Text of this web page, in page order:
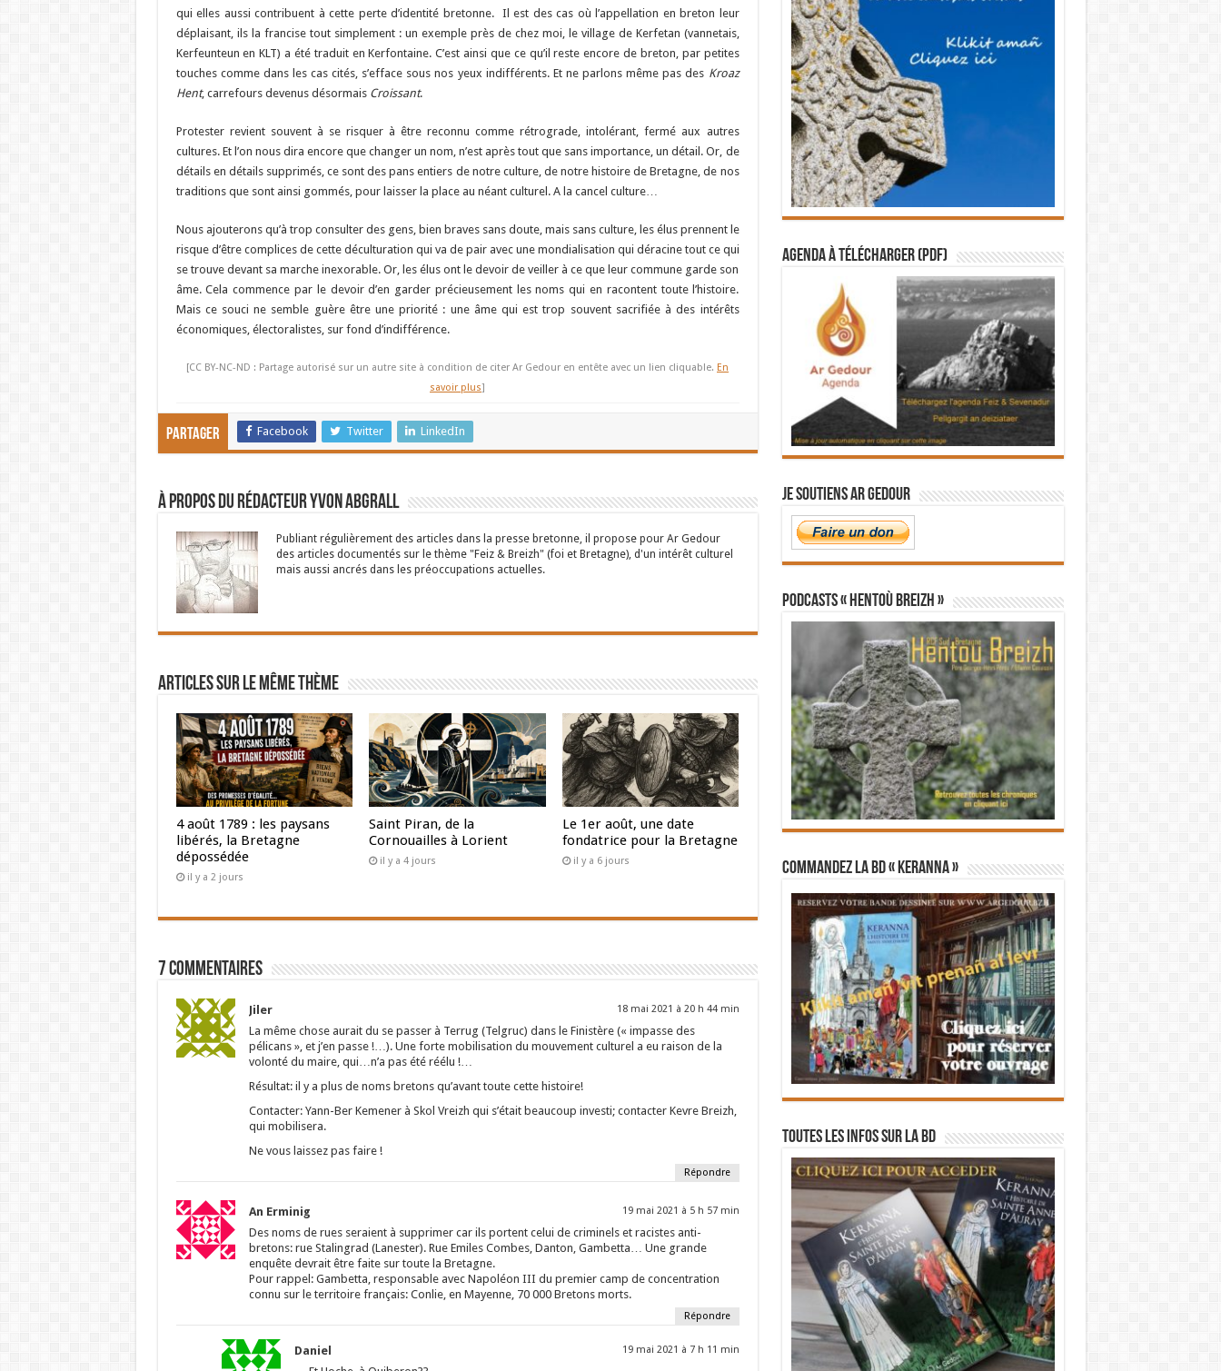
qui elles aussi contribuent à cette perte d’identité bretonne. Il est des cas où l’appellation en breton leur
déplaisant, ils la francise tout simplement : un exemple près de chez moi, le village de Kerfetan (vannetais,
Kerfeunteun en KLT) a été traduit en Kerfontaine. C’est ainsi que ce qu’il reste encore de breton, par petites
touches comme dans les cas cités, s’efface sous nos yeux indifférents. Et ne parlons même pas des Kroaz
Hent, carrefours devenus désormais Croissant.
Protester revient souvent à se risquer à être reconnu comme rétrograde, intolérant, fermé aux autres
cultures. Et l’on nous dira encore que changer un nom, n’est après tout que sans importance, un détail. Or, de
détails en détails supprimés, ce sont des pans entiers de notre culture, de notre histoire de Bretagne, de nos
traditions que sont ainsi gommés, pour laisser la place au néant culturel. A la cancel culture…
Nous ajouterons qu’à trop consulter des gens, bien braves sans doute, mais sans culture, les élus prennent le
risque d’être complices de cette déculturation qui va de pair avec une mondialisation qui déracine tout ce qui
se trouve devant sa marche inexorable. Or, les élus ont le devoir de veiller à ce que leur commune garde son
âme. Cela commence par le devoir d’en garder précieusement les noms qui en racontent toute l’histoire.
Mais ce souci ne semble guère être une priorité : une âme qui est trop souvent sacrifiée à des intérêts
économiques, électoralistes, sur fond d’indifférence.
[CC BY-NC-ND : Partage autorisé sur un autre site à condition de citer Ar Gedour en entête avec un lien cliquable. En
savoir plus]
Partager Facebook Twitter LinkedIn
À propos du rédacteur Yvon Abgrall
Publiant régulièrement des articles dans la presse bretonne, il propose pour Ar Gedour
des articles documentés sur le thème "Feiz & Breizh" (foi et Bretagne), d'un intérêt culturel
mais aussi ancrés dans les préoccupations actuelles.
Articles sur le même thème
4 août 1789 : les paysans
libérés, la Bretagne
dépossédée
il y a 2 jours
Saint Piran, de la
Cornouailles à Lorient
il y a 4 jours
Le 1er août, une date
fondatrice pour la Bretagne
il y a 6 jours
7 Commentaires
Jiler 18 mai 2021 à 20 h 44 min
La même chose aurait du se passer à Terrug (Telgruc) dans le Finistère (« impasse des
pélicans », et j’en passe !…). Une forte mobilisation du mouvement culturel a eu raison de la
volonté du maire, qui…n’a pas été réélu !…
Résultat: il y a plus de noms bretons qu’avant toute cette histoire!
Contacter: Yann-Ber Kemener à Skol Vreizh qui s’était beaucoup investi; contacter Kevre Breizh,
qui mobilisera.
Ne vous laissez pas faire !
Répondre
An Erminig 19 mai 2021 à 5 h 57 min
Des noms de rues seraient à supprimer car ils portent celui de criminels et racistes anti-
bretons: rue Stalingrad (Lanester). Rue Emiles Combes, Danton, Gambetta… Une grande
enquête devrait être faite sur toute la Bretagne.
Pour rappel: Gambetta, responsable avec Napoléon III du premier camp de concentration
connu sur le territoire français: Conlie, en Mayenne, 70 000 Bretons morts.
Répondre
Daniel 19 mai 2021 à 7 h 11 min
Agenda à télécharger (PDF)
Je soutiens Ar Gedour
PODCASTS « Hentoù Breizh »
Commandez la BD « Keranna »
Toutes les infos sur la BD